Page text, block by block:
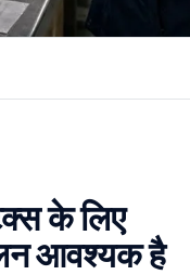
के लिए
आवश्यक है